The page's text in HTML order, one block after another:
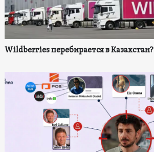
Wildberries перебирается в Казахстан?